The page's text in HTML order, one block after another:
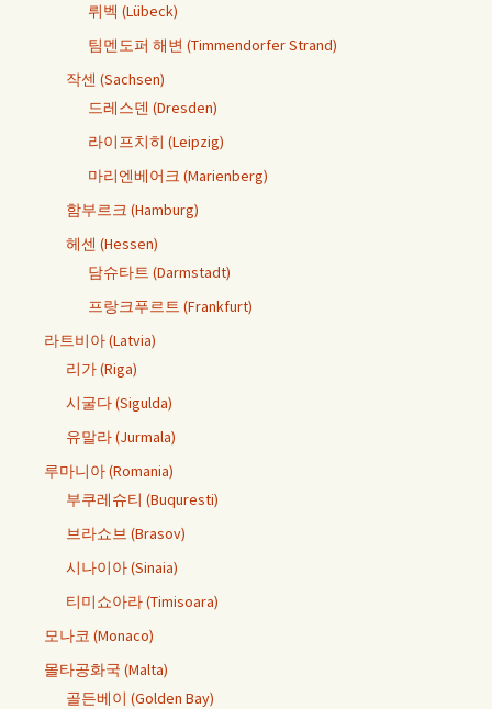
뤼벡 (Lübeck)
팀멘도퍼 해변 (Timmendorfer Strand)
작센 (Sachsen)
드레스덴 (Dresden)
라이프치히 (Leipzig)
마리엔베어크 (Marienberg)
함부르크 (Hamburg)
헤센 (Hessen)
담슈타트 (Darmstadt)
프랑크푸르트 (Frankfurt)
라트비아 (Latvia)
리가 (Riga)
시굴다 (Sigulda)
유말라 (Jurmala)
루마니아 (Romania)
부쿠레슈티 (Buquresti)
브라쇼브 (Brasov)
시나이아 (Sinaia)
티미쇼아라 (Timisoara)
모나코 (Monaco)
몰타공화국 (Malta)
골든베이 (Golden Bay)